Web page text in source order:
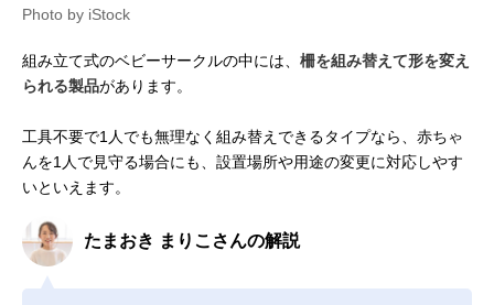
Photo by iStock
組み立て式のベビーサークルの中には、 柵を組み替えて形を変え
られる製品があります。
工具不要で1人でも無理なく組み替えできるタイプなら、赤ちゃ
んを1人で見守る場合にも、設置場所や用途の変更に対応しやす
いといえます。
たまおき まりこさんの解説